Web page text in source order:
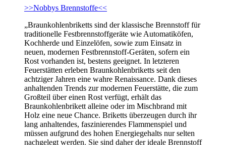
>>Nobbys Brennstoffe<<
„Braunkohlenbriketts sind der klassische Brennstoff für
traditionelle Festbrennstoffgeräte wie Automatiköfen,
Kochherde und Einzelöfen, sowie zum Einsatz in
neuen, modernen Festbrennstoff-Geräten, sofern ein
Rost vorhanden ist, bestens geeignet. In letzteren
Feuerstätten erleben Braunkohlenbriketts seit den
achtziger Jahren eine wahre Renaissance. Dank dieses
anhaltenden Trends zur modernen Feuerstätte, die zum
Großteil über einen Rost verfügt, erhält das
Braunkohlenbrikett alleine oder im Mischbrand mit
Holz eine neue Chance. Briketts überzeugen durch ihr
lang anhaltendes, faszinierendes Flammenspiel und
müssen aufgrund des hohen Energiegehalts nur selten
nachgelegt werden. Sie sind daher der ideale Brennstoff